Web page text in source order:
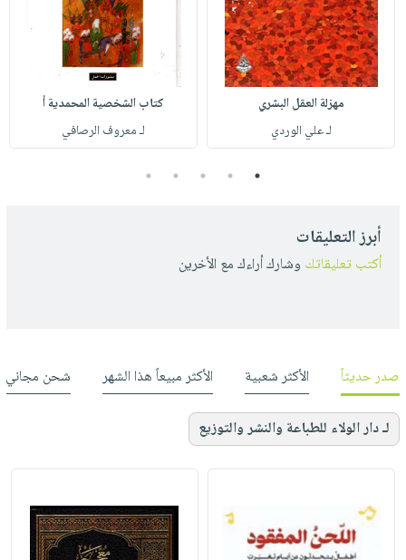
مهزلة العقل البشري
لـ علي الوردي
كتاب الشخصية المحمدية أ
لـ معروف الرصافي
1
2
3
4
5
أبرز التعليقات
أكتب تعليقاتك وشارك أراءك مع الأخرين
صدر حديثاً الأكثر شعبية الأكثر مبيعاً هذا الشهر شحن مجاني
لـ دار الولاء للطباعة والنشر والتوزيع